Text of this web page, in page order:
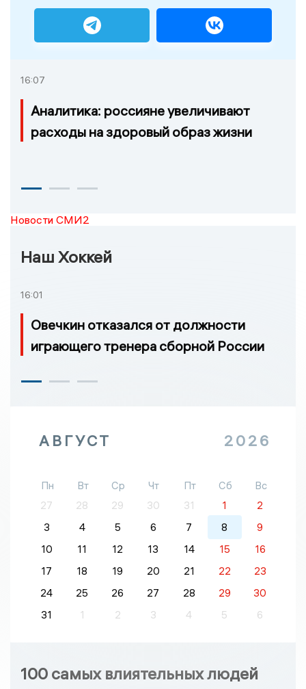
16:07
Аналитика: россияне увеличивают
расходы на здоровый образ жизни
Новости СМИ2
Наш Хоккей
16:01
Овечкин отказался от должности
играющего тренера сборной России
АВГУСТ 2026
Пн Вт Ср Чт Пт Сб
Вс
27
28 29 30 31 1
2
3
4 5 6 7 8
9
10
11 12 13 14 15
16
17
18 19 20 21 22
23
24
25 26 27 28 29
30
31
1 2 3 4 5 6
100 самых влиятельных людей